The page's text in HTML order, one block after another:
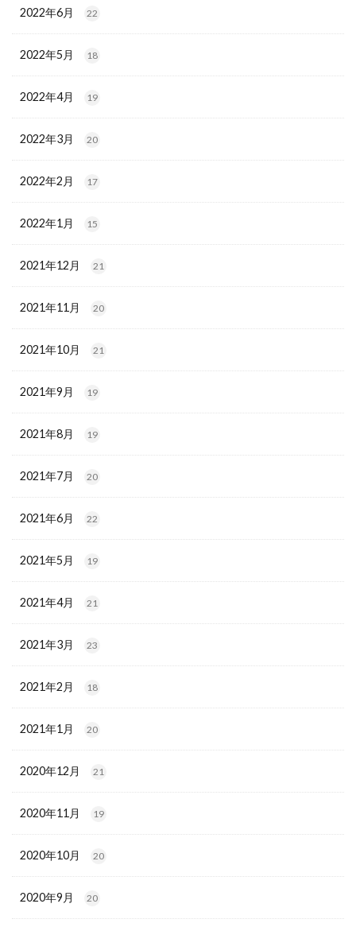
2022年6月 22
2022年5月 18
2022年4月 19
2022年3月 20
2022年2月 17
2022年1月 15
2021年12月 21
2021年11月 20
2021年10月 21
2021年9月 19
2021年8月 19
2021年7月 20
2021年6月 22
2021年5月 19
2021年4月 21
2021年3月 23
2021年2月 18
2021年1月 20
2020年12月 21
2020年11月 19
2020年10月 20
2020年9月 20